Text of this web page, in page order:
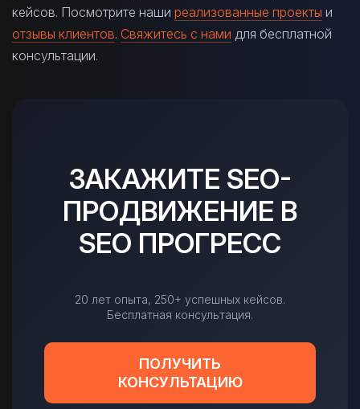
кейсов. Посмотрите наши реализованные проекты и
отзывы клиентов. Свяжитесь с нами для бесплатной
консультации.
ЗАКАЖИТЕ SEO-
ПРОДВИЖЕНИЕ В
SEO ПРОГРЕСС
20 лет опыта, 250+ успешных кейсов.
Бесплатная консультация.
ПОЛУЧИТЬ
КОНСУЛЬТАЦИЮ